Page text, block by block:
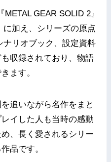
METAL GEAR SOLID 2』
に加え、シリーズの原点
ナリオブック、設定資料
収録されており、物語
ます。
追いながら名作をまと
イした人も当時の感動
、長く愛されるシリー
品です。